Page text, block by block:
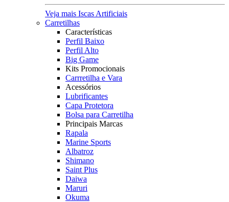
Veja mais Iscas Artificiais
Carretilhas
Características
Perfil Baixo
Perfil Alto
Big Game
Kits Promocionais
Carrretilha e Vara
Acessórios
Lubrificantes
Capa Protetora
Bolsa para Carretilha
Principais Marcas
Rapala
Marine Sports
Albatroz
Shimano
Saint Plus
Daiwa
Maruri
Okuma